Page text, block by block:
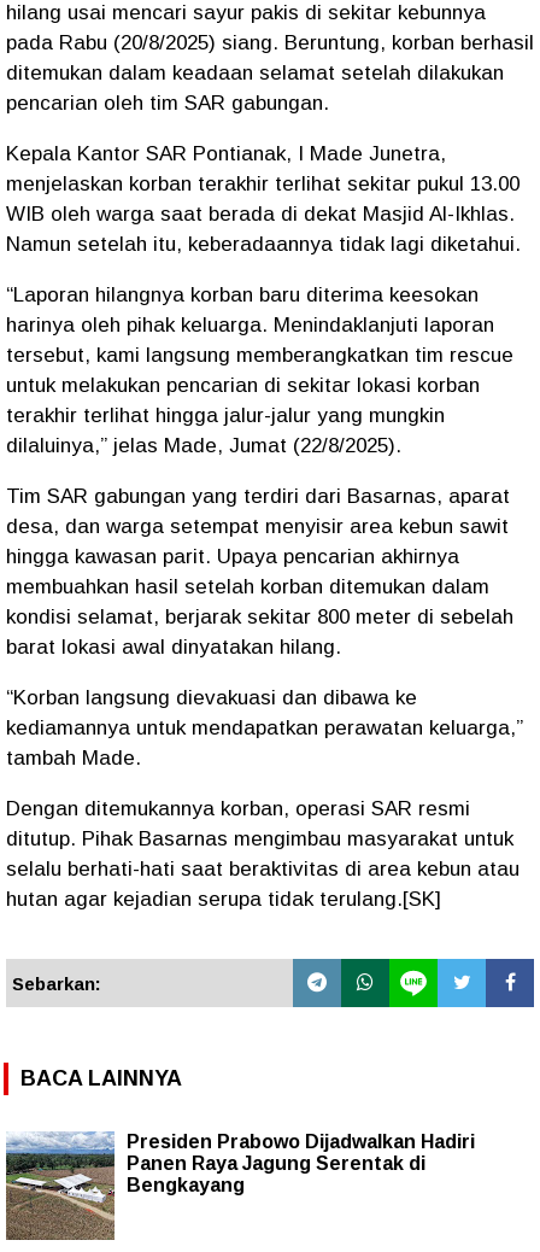
hilang usai mencari sayur pakis di sekitar kebunnya
pada Rabu (20/8/2025) siang. Beruntung, korban berhasil
ditemukan dalam keadaan selamat setelah dilakukan
pencarian oleh tim SAR gabungan.
Kepala Kantor SAR Pontianak, I Made Junetra,
menjelaskan korban terakhir terlihat sekitar pukul 13.00
WIB oleh warga saat berada di dekat Masjid Al-Ikhlas.
Namun setelah itu, keberadaannya tidak lagi diketahui.
“Laporan hilangnya korban baru diterima keesokan
harinya oleh pihak keluarga. Menindaklanjuti laporan
tersebut, kami langsung memberangkatkan tim rescue
untuk melakukan pencarian di sekitar lokasi korban
terakhir terlihat hingga jalur-jalur yang mungkin
dilaluinya,” jelas Made, Jumat (22/8/2025).
Tim SAR gabungan yang terdiri dari Basarnas, aparat
desa, dan warga setempat menyisir area kebun sawit
hingga kawasan parit. Upaya pencarian akhirnya
membuahkan hasil setelah korban ditemukan dalam
kondisi selamat, berjarak sekitar 800 meter di sebelah
barat lokasi awal dinyatakan hilang.
“Korban langsung dievakuasi dan dibawa ke
kediamannya untuk mendapatkan perawatan keluarga,”
tambah Made.
Dengan ditemukannya korban, operasi SAR resmi
ditutup. Pihak Basarnas mengimbau masyarakat untuk
selalu berhati-hati saat beraktivitas di area kebun atau
hutan agar kejadian serupa tidak terulang.[SK]
Sebarkan:
BACA LAINNYA
Presiden Prabowo Dijadwalkan Hadiri
Panen Raya Jagung Serentak di
Bengkayang